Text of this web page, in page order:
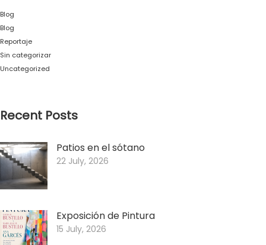
Blog
Blog
Reportaje
Sin categorizar
Uncategorized
Recent Posts
Patios en el sótano
22 July, 2026
Exposición de Pintura
15 July, 2026